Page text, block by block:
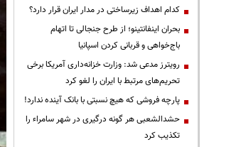
کدام اهداف زیرساختی در مدار ایران قرار دارد؟
بحران اینفانتینو؛ از طرح جنجالی تا اتهام
باج‌خواهی و قربانی کردن اسپانیا
رویترز مدعی شد: وزارت خزانه‌داری آمریکا برخی
تحریم‌های مرتبط با ایران را لغو کرد
پارچه فروشی که هیچ نسبتی با بانک آینده ندارد!
حشدالشعبی هر گونه درگیری در شهر سامراء را
تکذیب کرد